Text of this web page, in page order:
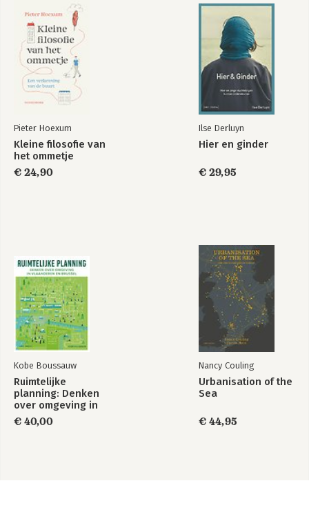
Pieter Hoexum
Kleine filosofie van
het ommetje
€ 24,90
Ilse Derluyn
Hier en ginder
€ 29,95
Kobe Boussauw
Ruimtelijke
planning: Denken
over omgeving in
Vlaanderen en
Brussel
€ 40,00
Nancy Couling
Urbanisation of the
Sea
€ 44,95